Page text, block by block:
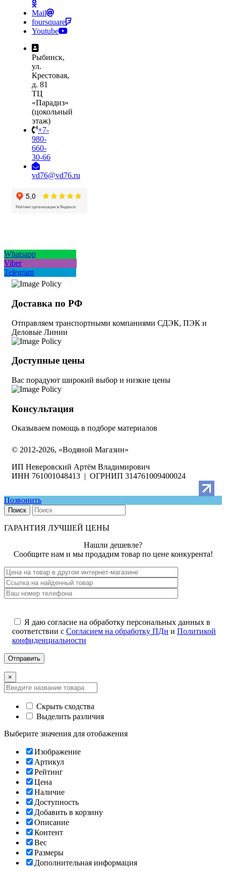
Mail
foursquare
Youtube
Рыбинск,
ул.
Крестовая,
д. 81
ТЦ
«Парадиз»
(цокольный
этаж)
+7-
980-
660-
30-66
vd76@vd76.ru
Whatsapp
Viber
Telegram
Доставка по РФ
Отправляем транспортными компаниями СДЭК, ПЭК и
Деловые Линии
Доступные цены
Вас порадуют широкий выбор и низкие цены
Консультация
Оказываем помощь в подборе материалов
© 2012-2026, «Водяной Магазин»
ИП Неверовский Артём Владимирович
ИНН 761001048413 | ОГРНИП 314761009400024
Позвонить
Поиск
ГАРАНТИЯ ЛУЧШЕЙ ЦЕНЫ
Нашли дешевле?
Сообщите нам и мы продадим товар по цене конкурента!
Я даю согласие на обработку персональных данных в
соответствии с Согласием на обработку ПДн и Политикой
конфиденциальности
×
Скрыть сходства
Выделить различия
Выберите значения для отобажения
Изображение
Артикул
Рейтинг
Цена
Наличие
Доступность
Добавить в корзину
Описание
Контент
Вес
Размеры
Дополнительная информация